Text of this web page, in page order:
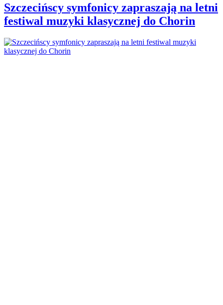
Szczecińscy symfonicy zapraszają na letni
festiwal muzyki klasycznej do Chorin